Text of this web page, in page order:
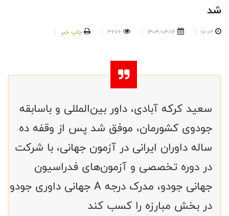
شد
10:02
1404/04/16
3676 چاپ خبر
سعید کرکه آبادی، داور بین‌المللی و باسابقه
جودوی کشورمان، موفق شد پس از وقفه ده
ساله داوران ایرانی در آزمون جهانی، با شرکت
در دوره تخصصی و آزمون‌های فدراسیون
جهانی جودو، مدرک درجه A جهانی داوری جودو
در بخش مبارزه را کسب کند